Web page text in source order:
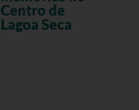
Centro de
Lagoa Seca